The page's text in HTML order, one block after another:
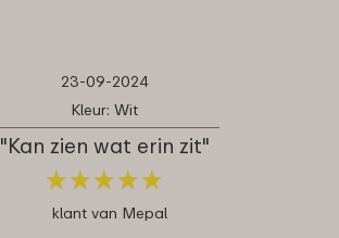
23-09-2024
Kleur: Wit
"Kan zien wat erin zit"
★★★★★
★★★★★
klant van Mepal